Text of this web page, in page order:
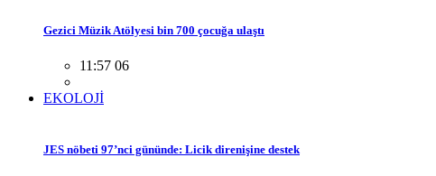
Gezici Müzik Atölyesi bin 700 çocuğa ulaştı
11:57 06
EKOLOJİ
JES nöbeti 97’nci gününde: Licik direnişine destek